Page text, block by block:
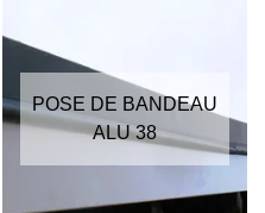
POSE DE BANDEAU
ALU 38